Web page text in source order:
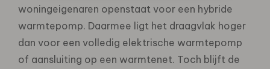
woningeigenaren openstaat voor een hybride
warmtepomp. Daarmee ligt het draagvlak hoger
dan voor een volledig elektrische warmtepomp
of aansluiting op een warmtenet. Toch blijft de